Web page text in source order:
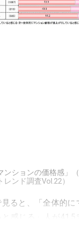
ンションの価格感」
ンド調査Vol.22）
ると、「全体的に
と感じる」人が41.5